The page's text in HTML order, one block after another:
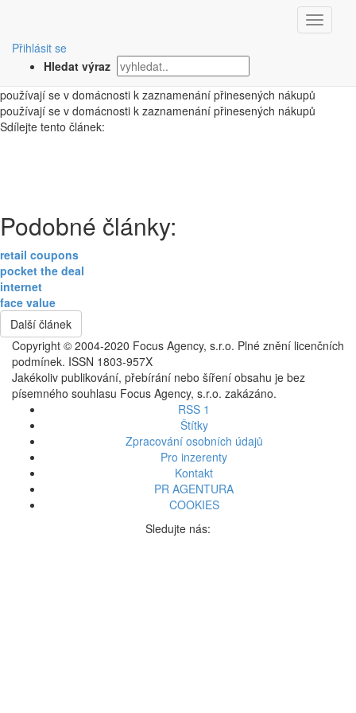
Přihlásit se
Hledat výraz
osobní skenery
používají se v domácnosti k zaznamenání přinesených nákupů
používají se v domácnosti k zaznamenání přinesených nákupů
Sdílejte tento článek:
Podobné články:
retail coupons
pocket the deal
internet
face value
Další článek
Copyright © 2004-2020 Focus Agency, s.r.o. Plné znění licenčních
podmínek. ISSN 1803-957X
Jakékoliv publikování, přebírání nebo šíření obsahu je bez
písemného souhlasu Focus Agency, s.r.o. zakázáno.
RSS 1
Štítky
Zpracování osobních údajů
Pro inzerenty
Kontakt
PR AGENTURA
COOKIES
Sledujte nás: